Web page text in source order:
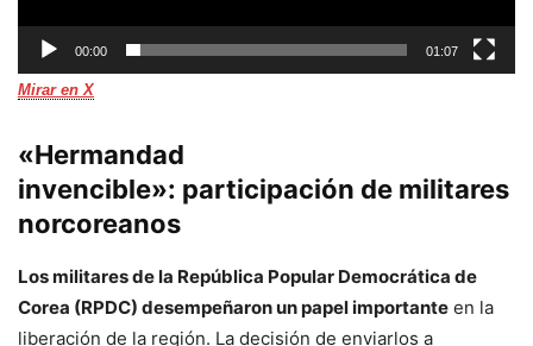
00:00 01:07
Mirar en X
«Hermandad
invencible»: participación de militares
norcoreanos
Los militares de la República Popular Democrática de
Corea (RPDC) desempeñaron un papel importante en la
liberación de la región. La decisión de enviarlos a